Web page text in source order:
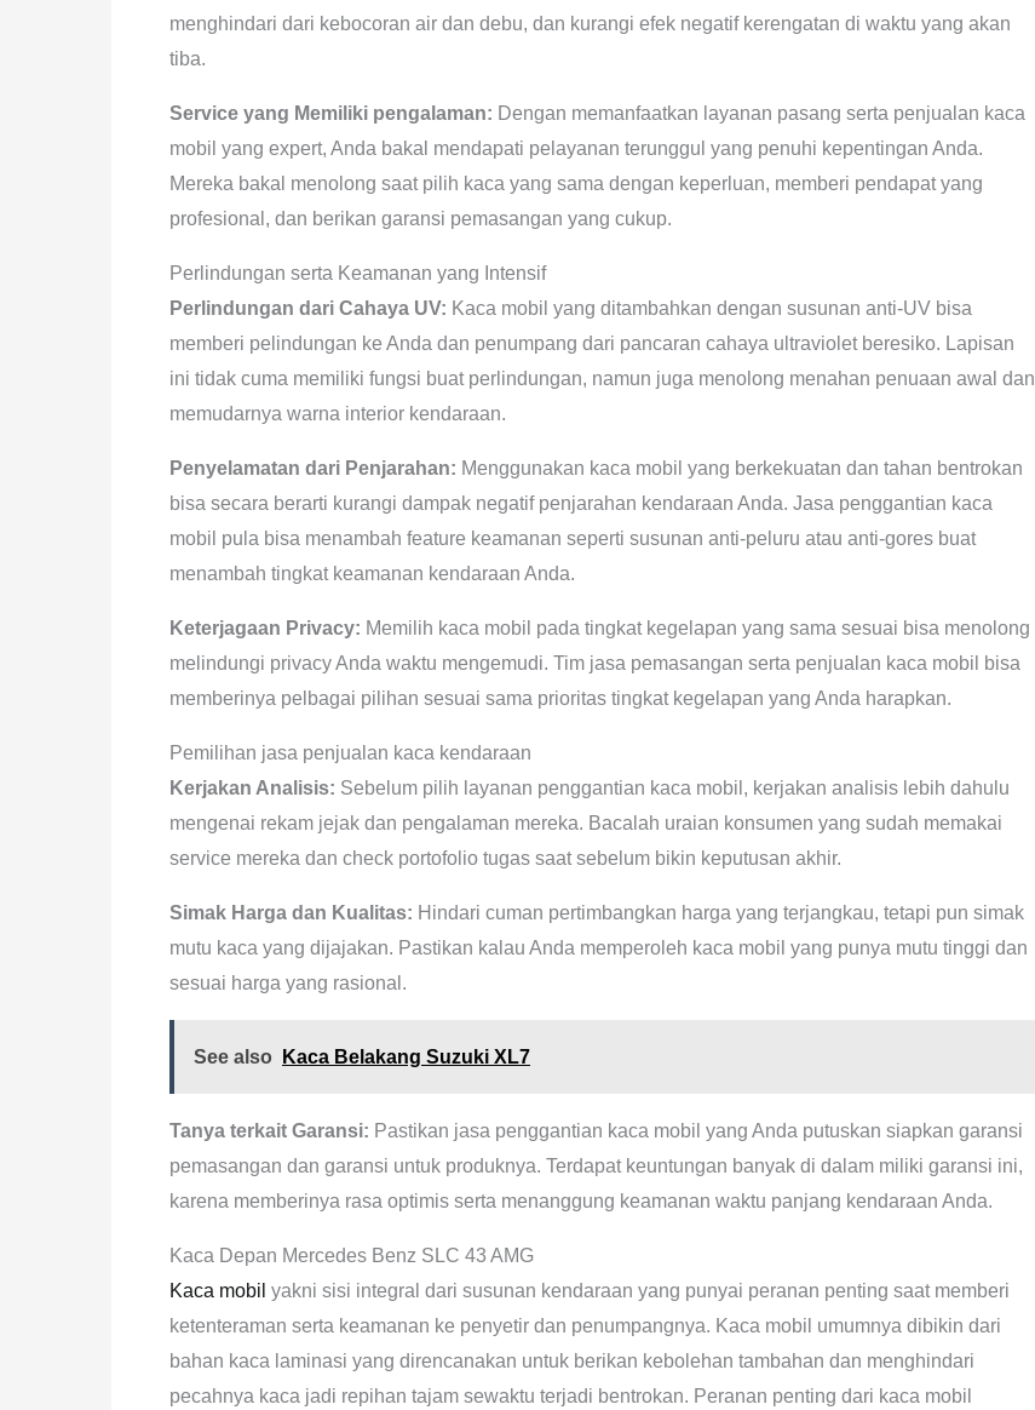
menghindari dari kebocoran air dan debu, dan kurangi efek negatif kerengatan di waktu yang akan
tiba.
Service yang Memiliki pengalaman: Dengan memanfaatkan layanan pasang serta penjualan kaca
mobil yang expert, Anda bakal mendapati pelayanan terunggul yang penuhi kepentingan Anda.
Mereka bakal menolong saat pilih kaca yang sama dengan keperluan, memberi pendapat yang
profesional, dan berikan garansi pemasangan yang cukup.
Perlindungan serta Keamanan yang Intensif
Perlindungan dari Cahaya UV: Kaca mobil yang ditambahkan dengan susunan anti-UV bisa
memberi pelindungan ke Anda dan penumpang dari pancaran cahaya ultraviolet beresiko. Lapisan
ini tidak cuma memiliki fungsi buat perlindungan, namun juga menolong menahan penuaan awal dan
memudarnya warna interior kendaraan.
Penyelamatan dari Penjarahan: Menggunakan kaca mobil yang berkekuatan dan tahan bentrokan
bisa secara berarti kurangi dampak negatif penjarahan kendaraan Anda. Jasa penggantian kaca
mobil pula bisa menambah feature keamanan seperti susunan anti-peluru atau anti-gores buat
menambah tingkat keamanan kendaraan Anda.
Keterjagaan Privacy: Memilih kaca mobil pada tingkat kegelapan yang sama sesuai bisa menolong
melindungi privacy Anda waktu mengemudi. Tim jasa pemasangan serta penjualan kaca mobil bisa
memberinya pelbagai pilihan sesuai sama prioritas tingkat kegelapan yang Anda harapkan.
Pemilihan jasa penjualan kaca kendaraan
Kerjakan Analisis: Sebelum pilih layanan penggantian kaca mobil, kerjakan analisis lebih dahulu
mengenai rekam jejak dan pengalaman mereka. Bacalah uraian konsumen yang sudah memakai
service mereka dan check portofolio tugas saat sebelum bikin keputusan akhir.
Simak Harga dan Kualitas: Hindari cuman pertimbangkan harga yang terjangkau, tetapi pun simak
mutu kaca yang dijajakan. Pastikan kalau Anda memperoleh kaca mobil yang punya mutu tinggi dan
sesuai harga yang rasional.
See also Kaca Belakang Suzuki XL7
Tanya terkait Garansi: Pastikan jasa penggantian kaca mobil yang Anda putuskan siapkan garansi
pemasangan dan garansi untuk produknya. Terdapat keuntungan banyak di dalam miliki garansi ini,
karena memberinya rasa optimis serta menanggung keamanan waktu panjang kendaraan Anda.
Kaca Depan Mercedes Benz SLC 43 AMG
Kaca mobil yakni sisi integral dari susunan kendaraan yang punyai peranan penting saat memberi
ketenteraman serta keamanan ke penyetir dan penumpangnya. Kaca mobil umumnya dibikin dari
bahan kaca laminasi yang direncanakan untuk berikan kebolehan tambahan dan menghindari
pecahnya kaca jadi repihan tajam sewaktu terjadi bentrokan. Peranan penting dari kaca mobil